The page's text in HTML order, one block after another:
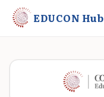
EDUCON Hub